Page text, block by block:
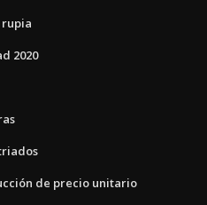
rupia
2020
de precio unitario